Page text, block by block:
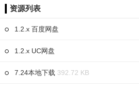
资源列表
1.2.x 百度网盘
1.2.x UC网盘
7.24本地下载 392.72 KB